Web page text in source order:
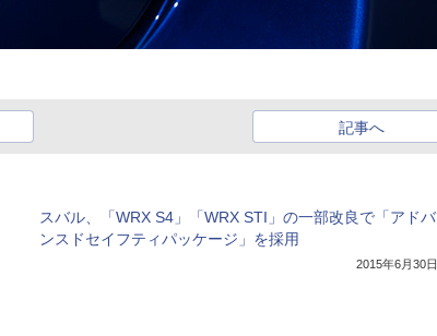
記事へ
スバル、「WRX S4」「WRX STI」の一部改良で「アドバ
ンスドセイフティパッケージ」を採用
2015年6月30日